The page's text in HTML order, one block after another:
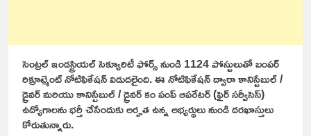
సెంట్రల్ ఇండస్ట్రియల్ సెక్యూరిటీ ఫోర్స్ నుండి 1124 పోస్టులుతో బంపర్
రిక్రూట్మెంట్ నోటిఫికేషన్ విడుదలైంది. ఈ నోటిఫికేషన్ ద్వారా కానిస్టేబుల్ /
డ్రైవర్ మరియు కానిస్టేబుల్ / డ్రైవర్ కం పంప్ ఆపరేటర్ (ఫైర్ సర్వీసెస్)
ఉద్యోగాలను భర్తీ చేసేందుకు అర్హత ఉన్న అభ్యర్థులు నుండి దరఖాస్తులు
కోరుతున్నారు.